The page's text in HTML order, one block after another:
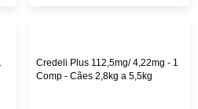
Credeli Plus 112,5mg/ 4,22mg - 1
Comp - Cães 2,8kg a 5,5kg